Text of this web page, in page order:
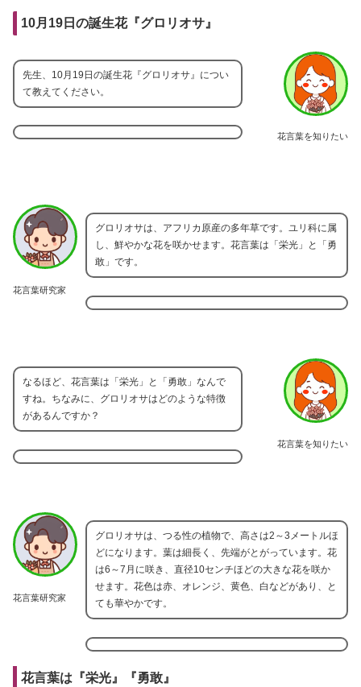
10月19日の誕生花『グロリオサ』
花言葉を知りたい
先生、10月19日の誕生花『グロリオサ』につい
て教えてください。
花言葉研究家
グロリオサは、アフリカ原産の多年草です。ユリ科に属
し、鮮やかな花を咲かせます。花言葉は「栄光」と「勇
敢」です。
花言葉を知りたい
なるほど、花言葉は「栄光」と「勇敢」なんで
すね。ちなみに、グロリオサはどのような特徴
があるんですか？
花言葉研究家
グロリオサは、つる性の植物で、高さは2～3メートルほ
どになります。葉は細長く、先端がとがっています。花
は6～7月に咲き、直径10センチほどの大きな花を咲か
せます。花色は赤、オレンジ、黄色、白などがあり、と
ても華やかです。
花言葉は『栄光』『勇敢』